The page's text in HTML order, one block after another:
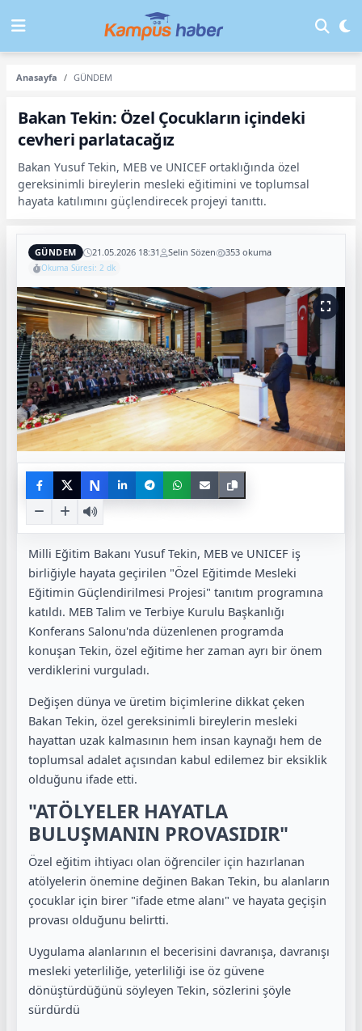
Anasayfa GÜNDEM
Bakan Tekin: Özel Çocukların içindeki
cevheri parlatacağız
Bakan Yusuf Tekin, MEB ve UNICEF ortaklığında özel
gereksinimli bireylerin mesleki eğitimini ve toplumsal
hayata katılımını güçlendirecek projeyi tanıttı.
GÜNDEM 21.05.2026 18:31 Selin Sözen 353 okuma
Okuma Süresi: 2 dk
N
Milli Eğitim Bakanı Yusuf Tekin, MEB ve UNICEF iş
birliğiyle hayata geçirilen "Özel Eğitimde Mesleki
Eğitimin Güçlendirilmesi Projesi" tanıtım programına
katıldı. MEB Talim ve Terbiye Kurulu Başkanlığı
Konferans Salonu'nda düzenlenen programda
konuşan Tekin, özel eğitime her zaman ayrı bir önem
verdiklerini vurguladı.
Değişen dünya ve üretim biçimlerine dikkat çeken
Bakan Tekin, özel gereksinimli bireylerin mesleki
hayattan uzak kalmasının hem insan kaynağı hem de
toplumsal adalet açısından kabul edilemez bir eksiklik
olduğunu ifade etti.
"ATÖLYELER HAYATLA
BULUŞMANIN PROVASIDIR"
Özel eğitim ihtiyacı olan öğrenciler için hazırlanan
atölyelerin önemine değinen Bakan Tekin, bu alanların
çocuklar için birer "ifade etme alanı" ve hayata geçişin
provası olduğunu belirtti.
Uygulama alanlarının el becerisini davranışa, davranışı
mesleki yeterliliğe, yeterliliği ise öz güvene
dönüştürdüğünü söyleyen Tekin, sözlerini şöyle
sürdürdü